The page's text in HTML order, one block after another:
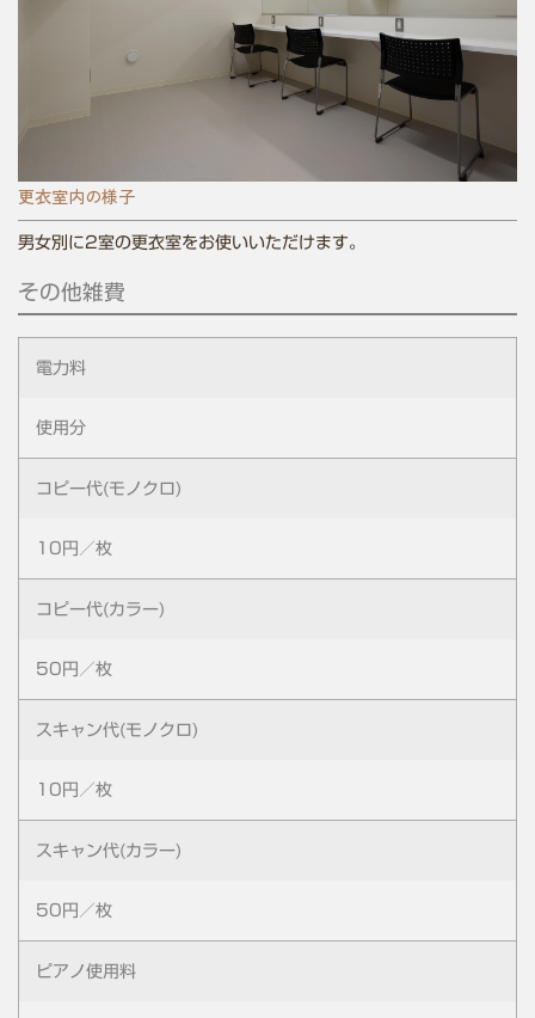
更衣室内の様子
男女別に2室の更衣室をお使いいただけます。
その他雑費
電力料
使用分
コピー代(モノクロ)
10円／枚
コピー代(カラー)
50円／枚
スキャン代(モノクロ)
10円／枚
スキャン代(カラー)
50円／枚
ピアノ使用料